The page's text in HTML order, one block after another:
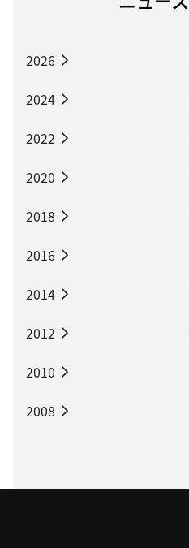
2026
2024
2022
2020
2018
2016
2014
2012
2010
2008